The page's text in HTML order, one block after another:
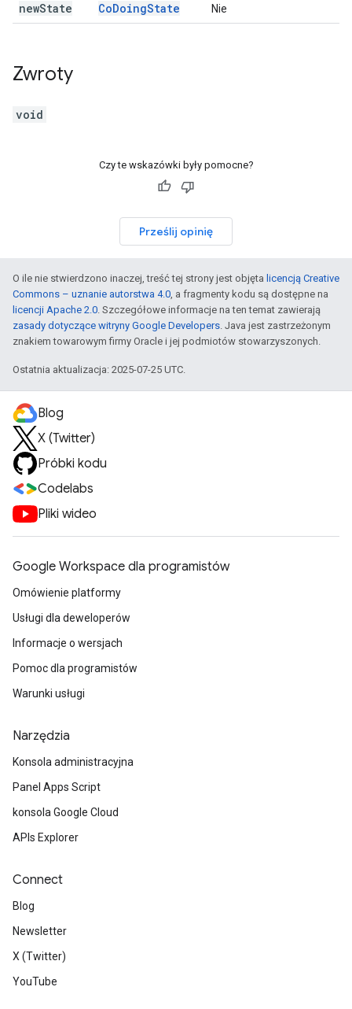
newState CoDoingState Nie
Zwroty
void
Czy te wskazówki były pomocne?
Prześlij opinię
O ile nie stwierdzono inaczej, treść tej strony jest objęta licencją Creative
Commons – uznanie autorstwa 4.0, a fragmenty kodu są dostępne na
licencji Apache 2.0. Szczegółowe informacje na ten temat zawierają
zasady dotyczące witryny Google Developers. Java jest zastrzeżonym
znakiem towarowym firmy Oracle i jej podmiotów stowarzyszonych.
Ostatnia aktualizacja: 2025-07-25 UTC.
Blog
X (Twitter)
Próbki kodu
Codelabs
Pliki wideo
Google Workspace dla programistów
Omówienie platformy
Usługi dla deweloperów
Informacje o wersjach
Pomoc dla programistów
Warunki usługi
Narzędzia
Konsola administracyjna
Panel Apps Script
konsola Google Cloud
APIs Explorer
Connect
Blog
Newsletter
X (Twitter)
YouTube